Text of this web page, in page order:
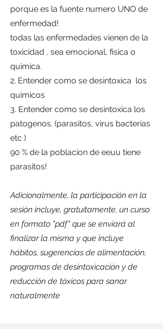
porque es la fuente numero UNO de
enfermedad!
todas las enfermedades vienen de la
toxicidad , sea emocional, fisica o
quimica.
2. Entender como se desintoxica los
quimicos
3. Entender como se desintoxica los
patogenos. (parasitos, virus bacterias
etc )
90 % de la poblacion de eeuu tiene
parasitos!
Adicionalmente, la participación en la
sesión incluye, gratuitamente, un curso
en formato "pdf" que se enviará al
finalizar la misma y que incluye
hábitos, sugerencias de alimentación,
programas de desintoxicación y de
reducción de tóxicos para sanar
naturalmente